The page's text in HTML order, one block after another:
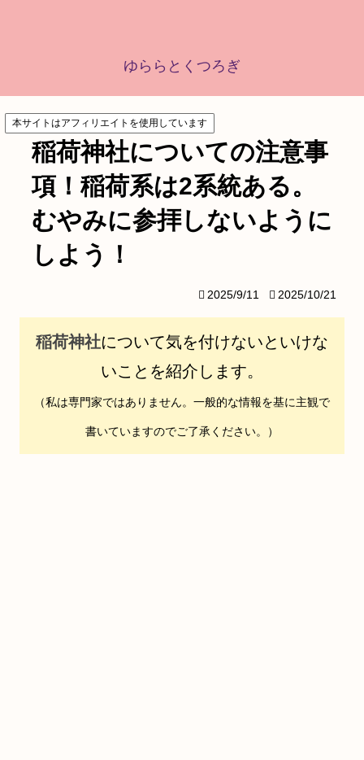
ゆららとくつろぎ
本サイトはアフィリエイトを使用しています
稲荷神社についての注意事
項！稲荷系は2系統ある。
むやみに参拝しないように
しよう！
2025/9/11 2025/10/21
稲荷神社について気を付けないといけな
いことを紹介します。
（私は専門家ではありません。一般的な情報を基に主観で
書いていますのでご了承ください。）